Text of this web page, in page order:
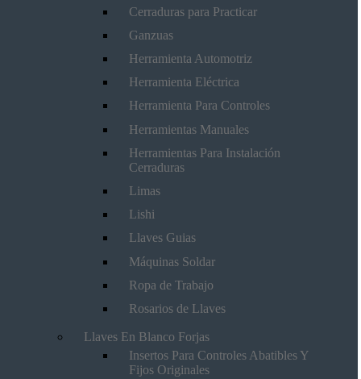
Cerraduras para Practicar
Ganzuas
Herramienta Automotriz
Herramienta Eléctrica
Herramienta Para Controles
Herramientas Manuales
Herramientas Para Instalación
Cerraduras
Limas
Lishi
Llaves Guias
Máquinas Soldar
Ropa de Trabajo
Rosarios de Llaves
Llaves En Blanco Forjas
Insertos Para Controles Abatibles Y
Fijos Originales